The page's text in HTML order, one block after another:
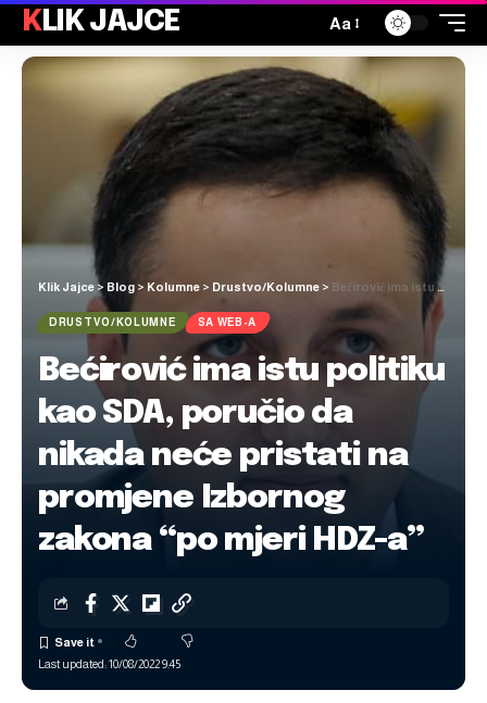
KLIK JAJCE Aa
Klik Jajce > Blog > Kolumne > Drustvo/Kolumne > Bećirović ima istu politiku kao SDA, poručio da nikada neće pristati na promjene Izbornog zakona “po mjeri HDZ-a”
DRUSTVO/KOLUMNE SA WEB-A
Bećirović ima istu politiku
kao SDA, poručio da
nikada neće pristati na
promjene Izbornog
zakona “po mjeri HDZ-a”
Last updated: 10/08/2022 9:45